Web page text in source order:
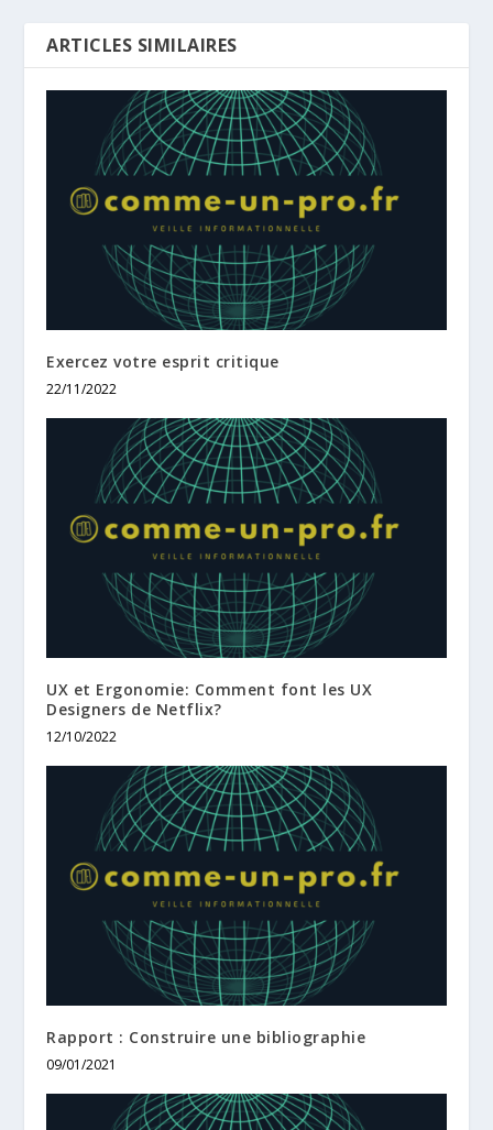
ARTICLES SIMILAIRES
Exercez votre esprit critique
22/11/2022
UX et Ergonomie: Comment font les UX
Designers de Netflix?
12/10/2022
Rapport : Construire une bibliographie
09/01/2021